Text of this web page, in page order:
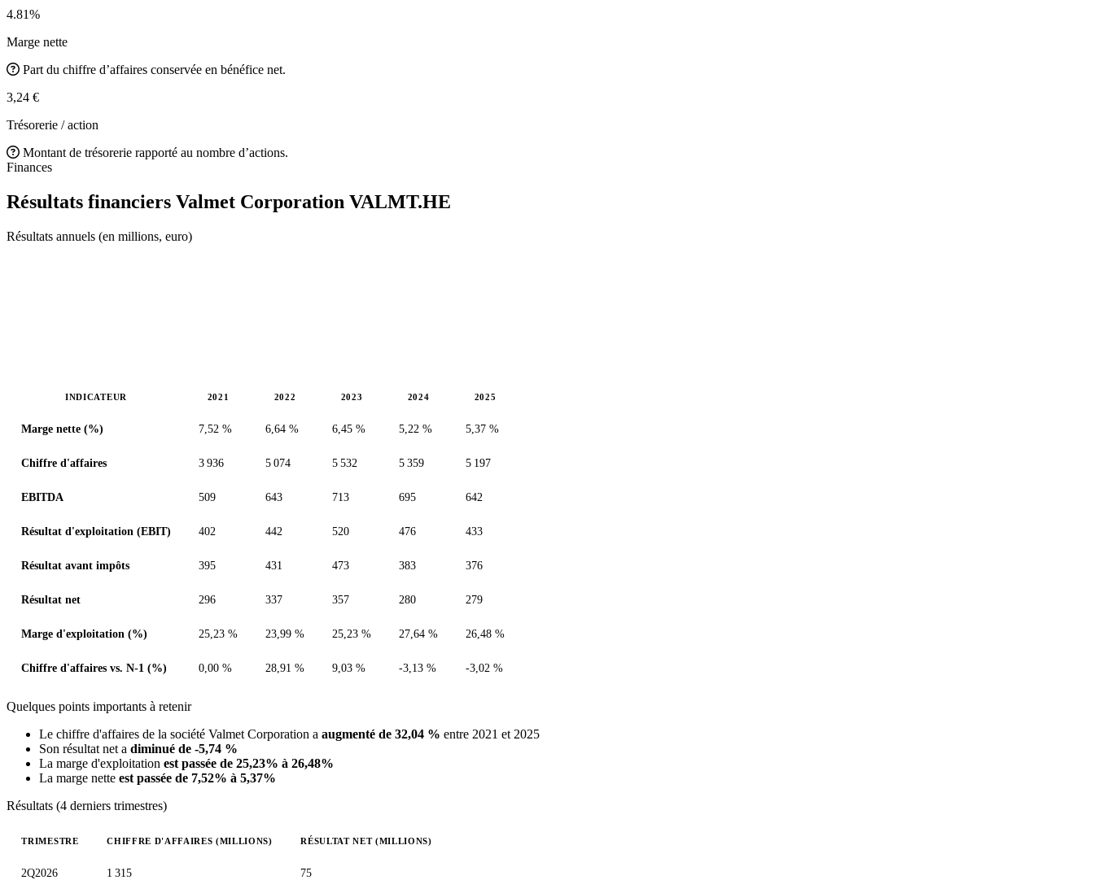
4.81%
Marge nette
Part du chiffre d’affaires conservée en bénéfice net.
3,24 €
Trésorerie / action
Montant de trésorerie rapporté au nombre d’actions.
Finances
Résultats financiers Valmet Corporation VALMT.HE
Résultats annuels (en millions, euro)
INDICATEUR 2021 2022 2023 2024 2025
Marge nette (%) 7,52 % 6,64 % 6,45 % 5,22 % 5,37 %
Chiffre d'affaires 3 936 5 074 5 532 5 359 5 197
EBITDA 509 643 713 695 642
Résultat d'exploitation (EBIT) 402 442 520 476 433
Résultat avant impôts 395 431 473 383 376
Résultat net 296 337 357 280 279
Marge d'exploitation (%) 25,23 % 23,99 % 25,23 % 27,64 % 26,48 %
Chiffre d'affaires vs. N-1 (%) 0,00 % 28,91 % 9,03 % -3,13 % -3,02 %
Quelques points importants à retenir
Le chiffre d'affaires de la société Valmet Corporation a augmenté de 32,04 % entre 2021 et 2025
Son résultat net a diminué de -5,74 %
La marge d'exploitation est passée de 25,23% à 26,48%
La marge nette est passée de 7,52% à 5,37%
Résultats (4 derniers trimestres)
TRIMESTRE CHIFFRE D'AFFAIRES (MILLIONS) RÉSULTAT NET (MILLIONS)
2Q2026 1 315 75